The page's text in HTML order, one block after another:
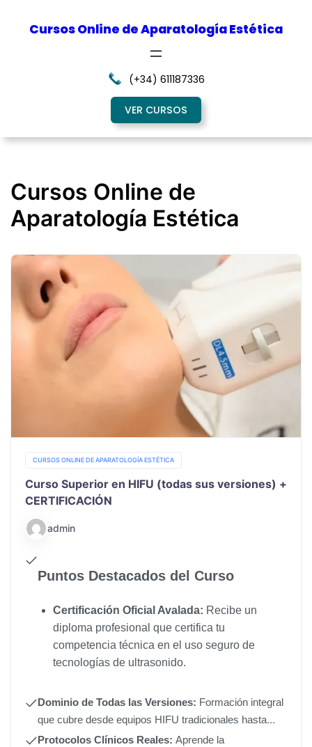
Cursos Online de Aparatología Estética
(+34) 611187336
VER CURSOS
Cursos Online de
Aparatología Estética
CURSOS ONLINE DE APARATOLOGÍA ESTÉTICA
Curso Superior en HIFU (todas sus versiones) +
CERTIFICACIÓN
admin
Puntos Destacados del Curso
Certificación Oficial Avalada: Recibe un
diploma profesional que certifica tu
competencia técnica en el uso seguro de
tecnologías de ultrasonido.
Dominio de Todas las Versiones: Formación integral
que cubre desde equipos HIFU tradicionales hasta
sistemas avanzados (1D a 11D, 4D, Liposonix y Pen
Protocolos Clínicos Reales: Aprende la